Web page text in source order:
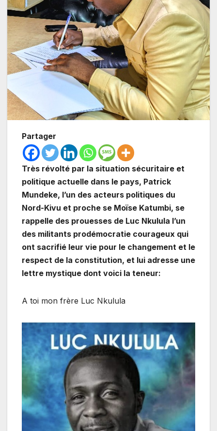
Partager
Très révolté par la situation sécuritaire et
politique actuelle dans le pays, Patrick
Mundeke, l’un des acteurs politiques du
Nord-Kivu et proche se Moïse Katumbi, se
rappelle des prouesses de Luc Nkulula l’un
des militants prodémocratie courageux qui
ont sacrifié leur vie pour le changement et le
respect de la constitution, et lui adresse une
lettre mystique dont voici la teneur:
A toi mon frère Luc Nkulula